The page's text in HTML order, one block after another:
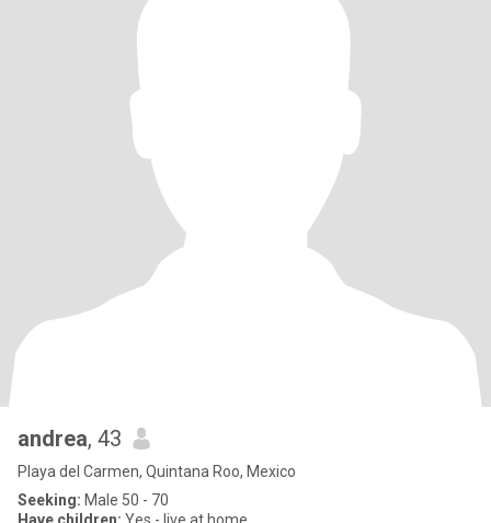
andrea, 43
Playa del Carmen, Quintana Roo, Mexico
Seeking: Male 50 - 70